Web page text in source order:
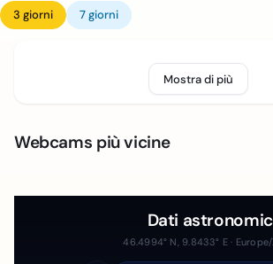
3 giorni 7 giorni
Mostra di più
Webcams più vicine
Dati
46.4994° N, 9.8433° E ·